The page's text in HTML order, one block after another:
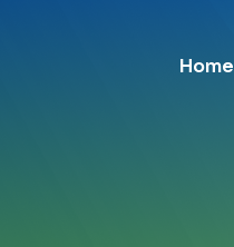
Home